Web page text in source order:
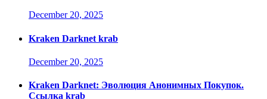
December 20, 2025
Kraken Darknet krab
December 20, 2025
Kraken Darknet: Эволюция Анонимных Покупок.
Ссылка krab